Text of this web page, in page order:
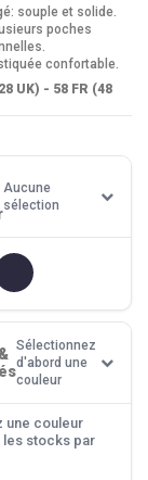
souple et solide.
poches
confortable.
UK) - 58 FR (48
Aucune
sélection
Sélectionnez
d'abord une
couleur
une couleur
stocks par